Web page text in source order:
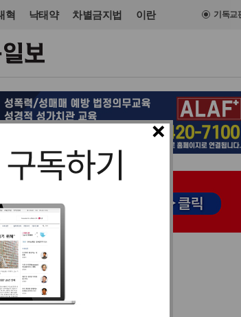
혁 낙태약 차별금지법 이란 기독교
×
2022. 12. 26 14:45